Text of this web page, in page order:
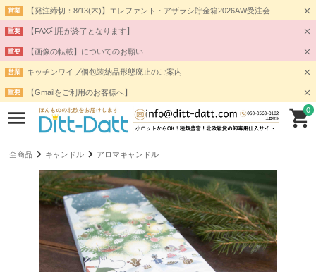
営業 【発注締切：8/13(木)】エレファント・アザラシ貯金箱2026AW受注会
重要 【FAX利用が終了となります】
重要 【画像の転載】についてのお願い
営業 キッチンワイプ個包装納品形態廃止のご案内
重要 【Gmailをご利用のお客様へ】
0
全商品 キャンドル アロマキャンドル